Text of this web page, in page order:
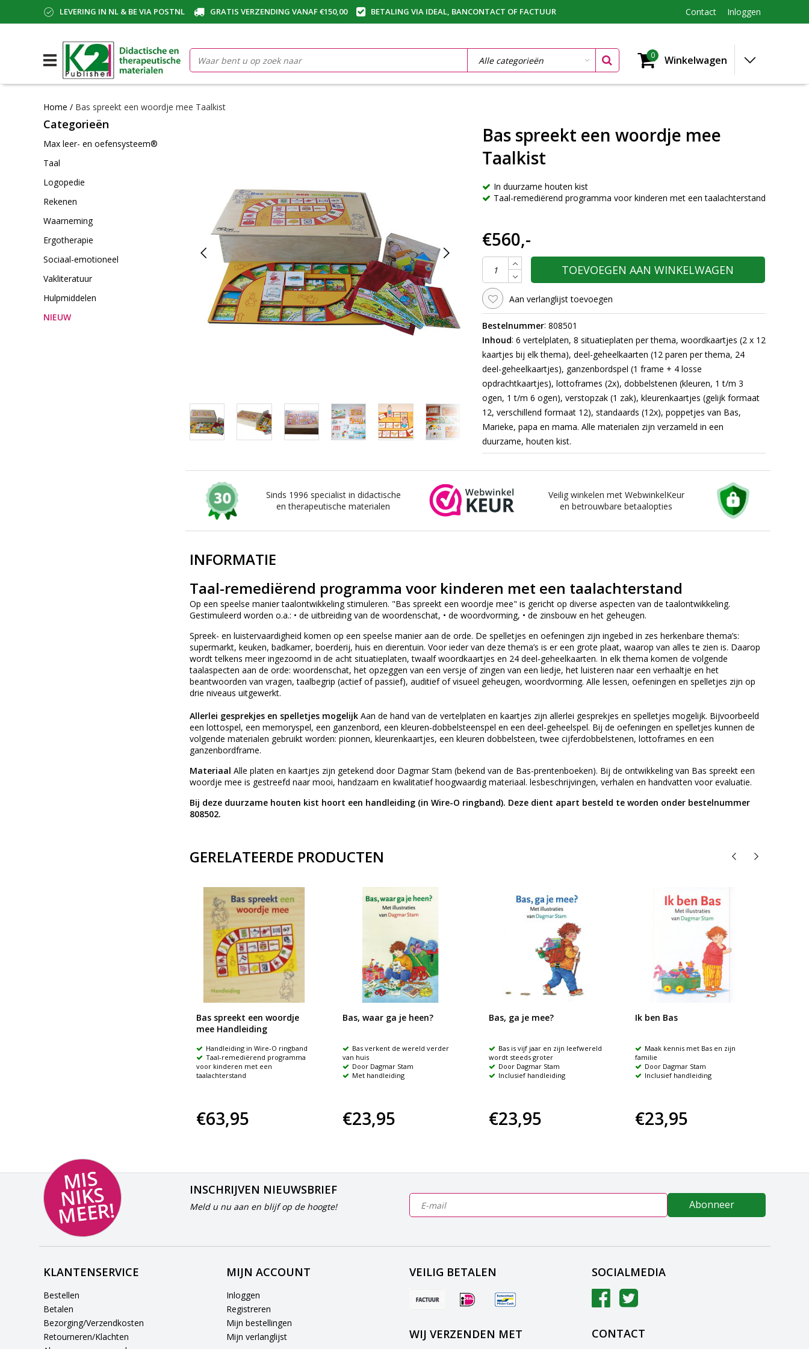
LEVERING IN NL & BE VIA POSTNL GRATIS VERZENDING VANAF €150,00 BETALING VIA IDEAL, BANCONTACT OF FACTUUR Contact Inloggen
0 Winkelwagen
Home / Bas spreekt een woordje mee Taalkist
Categorieën
Max leer- en oefensysteem®
Taal
Logopedie
Rekenen
Waarneming
Ergotherapie
Sociaal-emotioneel
Vakliteratuur
Hulpmiddelen
NIEUW
Bas spreekt een woordje mee
Taalkist
In duurzame houten kist
Taal-remediërend programma voor kinderen met een taalachterstand
€560,-
TOEVOEGEN AAN WINKELWAGEN
Aan verlanglijst toevoegen
Bestelnummer: 808501
Inhoud: 6 vertelplaten, 8 situatieplaten per thema, woordkaartjes (2 x 12
kaartjes bij elk thema), deel-geheelkaarten (12 paren per thema, 24
deel-geheelkaartjes), ganzenbordspel (1 frame + 4 losse
opdrachtkaartjes), lottoframes (2x), dobbelstenen (kleuren, 1 t/m 3
ogen, 1 t/m 6 ogen), verstopzak (1 zak), kleurenkaartjes (gelijk formaat
12, verschillend formaat 12), standaards (12x), poppetjes van Bas,
Marieke, papa en mama. Alle materialen zijn verzameld in een
duurzame, houten kist.
Sinds 1996 specialist in didactische
en therapeutische materialen
Veilig winkelen met WebwinkelKeur
en betrouwbare betaalopties
INFORMATIE
Taal-remediërend programma voor kinderen met een taalachterstand
Op een speelse manier taalontwikkeling stimuleren. "Bas spreekt een woordje mee" is gericht op diverse aspecten van de taalontwikkeling.
Gestimuleerd worden o.a.: • de uitbreiding van de woordenschat, • de woordvorming, • de zinsbouw en het geheugen.
Spreek- en luistervaardigheid komen op een speelse manier aan de orde. De spelletjes en oefeningen zijn ingebed in zes herkenbare thema’s:
supermarkt, keuken, badkamer, boerderij, huis en dierentuin. Voor ieder van deze thema’s is er een grote plaat, waarop van alles te zien is. Daarop
wordt telkens meer ingezoomd in de acht situatieplaten, twaalf woordkaartjes en 24 deel-geheelkaarten. In elk thema komen de volgende
taalaspecten aan de orde: woordenschat, het opzeggen van een versje of zingen van een liedje, het luisteren naar een verhaaltje en het
beantwoorden van vragen, taalbegrip (actief of passief), auditief of visueel geheugen, woordvorming. Alle lessen, oefeningen en spelletjes zijn op
drie niveaus uitgewerkt.
Allerlei gesprekjes en spelletjes mogelijk Aan de hand van de vertelplaten en kaartjes zijn allerlei gesprekjes en spelletjes mogelijk. Bijvoorbeeld
een lottospel, een memoryspel, een ganzenbord, een kleuren-dobbelsteenspel en een deel-geheelspel. Bij de oefeningen en spelletjes kunnen de
volgende materialen gebruikt worden: pionnen, kleurenkaartjes, een kleuren dobbelsteen, twee cijferdobbelstenen, lottoframes en een
ganzenbordframe.
Materiaal Alle platen en kaartjes zijn getekend door Dagmar Stam (bekend van de Bas-prentenboeken). Bij de ontwikkeling van Bas spreekt een
woordje mee is gestreefd naar mooi, handzaam en kwalitatief hoogwaardig materiaal. lesbeschrijvingen, verhalen en handvatten voor evaluatie.
Bij deze duurzame houten kist hoort een handleiding (in Wire-O ringband). Deze dient apart besteld te worden onder bestelnummer
808502.
GERELATEERDE PRODUCTEN
Bas spreekt een woordje
mee Handleiding
Handleiding in Wire-O ringband
Taal-remediërend programma
voor kinderen met een
taalachterstand
€63,95
Bas, waar ga je heen?
Bas verkent de wereld verder
van huis
Door Dagmar Stam
Met handleiding
€23,95
Bas, ga je mee?
Bas is vijf jaar en zijn leefwereld
wordt steeds groter
Door Dagmar Stam
Inclusief handleiding
€23,95
Ik ben Bas
Maak kennis met Bas en zijn
familie
Door Dagmar Stam
Inclusief handleiding
€23,95
MI
S
NI
K
S
M
E
E
R!
INSCHRIJVEN NIEUWSBRIEF
Meld u nu aan en blijf op de hoogte! Abonneer
KLANTENSERVICE
Bestellen
Betalen
Bezorging/Verzendkosten
Retourneren/Klachten
MIJN ACCOUNT
Inloggen
Registreren
Mijn bestellingen
Mijn verlanglijst
VEILIG BETALEN
WIJ VERZENDEN MET
SOCIALMEDIA
CONTACT